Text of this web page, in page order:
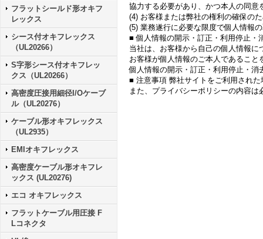
フラットシールド形オキフ
レックス
シース付オキフレックス
（UL20266）
S字形シース付オキフレッ
クス（UL20266）
高密度圧接用細径I/Oケーブ
ル（UL20276）
ケーブル形オキフレックス
（UL2935）
EMIオキフレックス
高密度ケーブル形オキフレ
ックス (UL20276)
エコ オキフレックス
フラットケーブル用圧接 F
Lコネクタ
協力する必要があり、かつ本人の同
(4) お客様または弊社の権利の確保の
(5) 業務遂行に必要な限度で個人情報
■ 個人情報の開示・訂正・利用停止・
当社は、お客様から自己の個人情報
お客様が個人情報のご本人であるこ
個人情報の開示・訂正・利用停止・
■ 注意事項 弊社サイトをご利用され
また、プライバシーポリシーの内容